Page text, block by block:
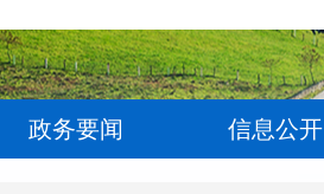
政务要闻 信息公开